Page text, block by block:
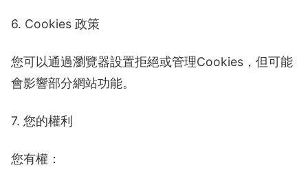
6. Cookies 政策
您可以通過瀏覽器設置拒絕或管理Cookies，但可能
會影響部分網站功能。
7. 您的權利
您有權：